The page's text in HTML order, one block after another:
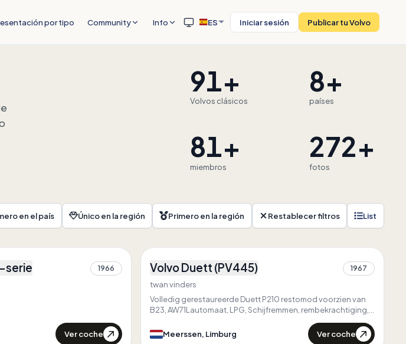
por tipo Community Info ES Iniciar sesión Publicar tu Volvo
91+
Volvos clásicos
8+
países
81+
miembros
272+
fotos
en el país Único en la región Primero en la región Restablecer filtros List
0
serie
1966
Ver coche
1
Volvo Duett (PV445)
1967
twan vinders
Volledig gerestaureerde Duett P210 restomod voorzien van
B23, AW71Lautomaat, LPG, Schijfremmen, rembekrachtiging,
zijramen, trekhaak, centrale vergrendeling met alarm.
Meerssen, Limburg Ver coche